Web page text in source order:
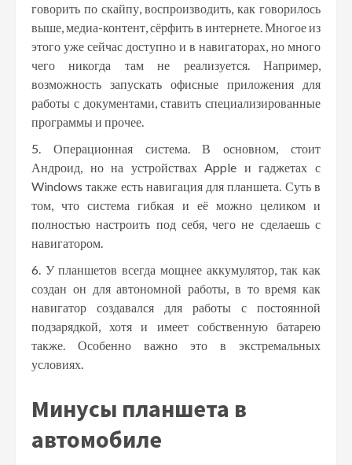
говорить по скайпу, воспроизводить, как говорилось
выше, медиа-контент, сёрфить в интернете. Многое из
этого уже сейчас доступно и в навигаторах, но много
чего никогда там не реализуется. Например,
возможность запускать офисные приложения для
работы с документами, ставить специализированные
программы и прочее.
Операционная система. В основном, стоит
Андроид, но на устройствах Apple и гаджетах с
Windows также есть навигация для планшета. Суть в
том, что система гибкая и её можно целиком и
полностью настроить под себя, чего не сделаешь с
навигатором.
У планшетов всегда мощнее аккумулятор, так как
создан он для автономной работы, в то время как
навигатор создавался для работы с постоянной
подзарядкой, хотя и имеет собственную батарею
также. Особенно важно это в экстремальных
условиях.
Минусы планшета в
автомобиле